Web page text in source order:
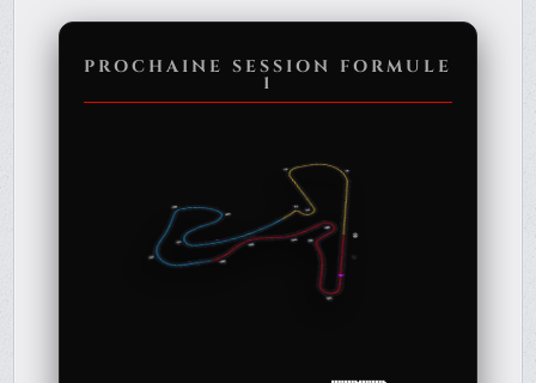
PROCHAINE SESSION FORMULE
1